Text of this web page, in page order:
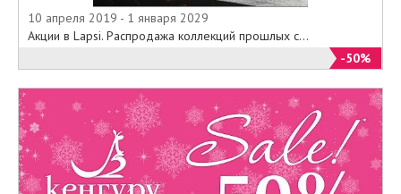
10 апреля 2019 - 1 января 2029
Акции в Lapsi. Распродажа коллекций прошлых с...
-50%